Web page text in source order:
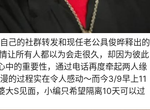
己的社群转发和现任老公具俊晔释出的
让所有人都以为会走很久，却因为彼此
中的重要性，通过电话再度牵起两人缘
的过程实在令人感动～而今3/9早上11
大S见面，小编只希望隔离10天可以过